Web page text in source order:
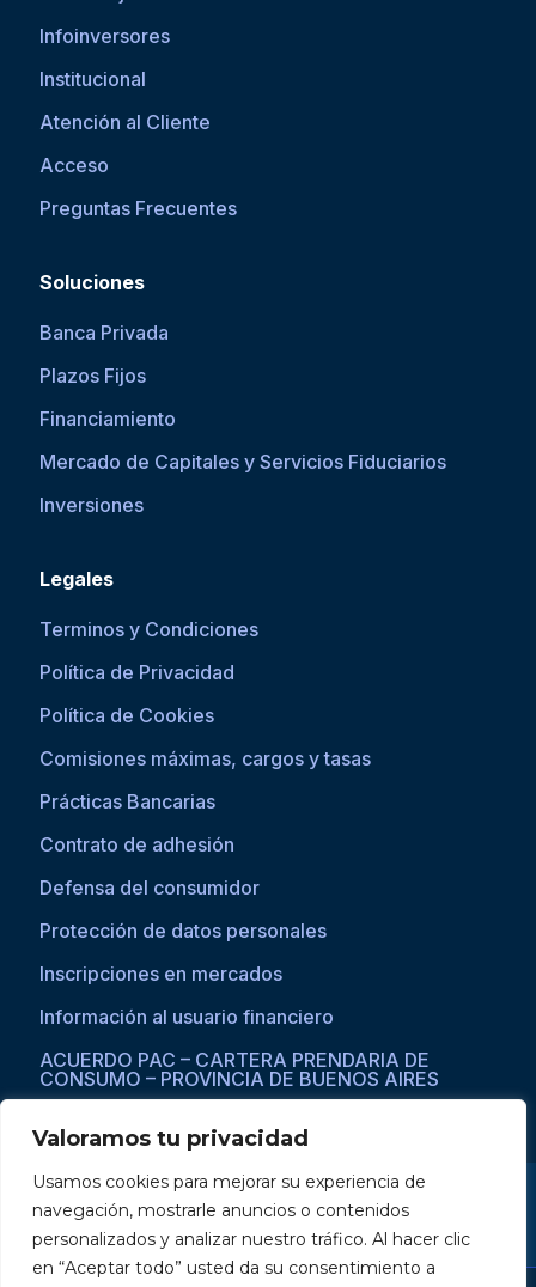
Valoramos tu privacidad
Usamos cookies para mejorar su experiencia de
navegación, mostrarle anuncios o contenidos
personalizados y analizar nuestro tráfico. Al hacer clic
en “Aceptar todo” usted da su consentimiento a
Infoinversores
Institucional
Atención al Cliente
Acceso
Preguntas Frecuentes
Soluciones
Banca Privada
Plazos Fijos
Financiamiento
Mercado de Capitales y Servicios Fiduciarios
Inversiones
Legales
Terminos y Condiciones
Política de Privacidad
Política de Cookies
Comisiones máximas, cargos y tasas
Prácticas Bancarias
Contrato de adhesión
Defensa del consumidor
Protección de datos personales
Inscripciones en mercados
Información al usuario financiero
ACUERDO PAC – CARTERA PRENDARIA DE
CONSUMO – PROVINCIA DE BUENOS AIRES
Si asistís a una persona con dificultades visuales para acceder a la
web, por favor ingresar a través del explorador Microsoft Edge,
donde se habilita la opción de reproducción de texto a voz